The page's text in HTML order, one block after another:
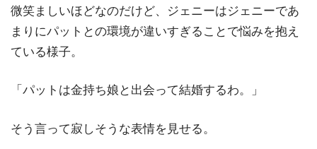
微笑ましいほどなのだけど、ジェニーはジェニーであ
まりにパットとの環境が違いすぎることで悩みを抱え
ている様子。
「パットは金持ち娘と出会って結婚するわ。」
そう言って寂しそうな表情を見せる。